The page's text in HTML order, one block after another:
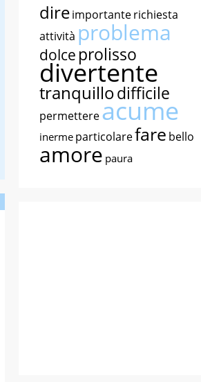
direimportanterichiesta
attività problema
dolce prolisso
divertente
tranquillodifficile
permettereacume
inerme particolarefare bello
amore paura